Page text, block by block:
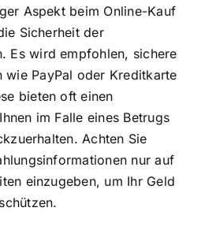
Aspekt beim Online-Kauf
Sicherheit der
Es wird empfohlen, sichere
wie PayPal oder Kreditkarte
bieten oft einen
im Falle eines Betrugs
Achten Sie
nur auf
einzugeben, um Ihr Geld